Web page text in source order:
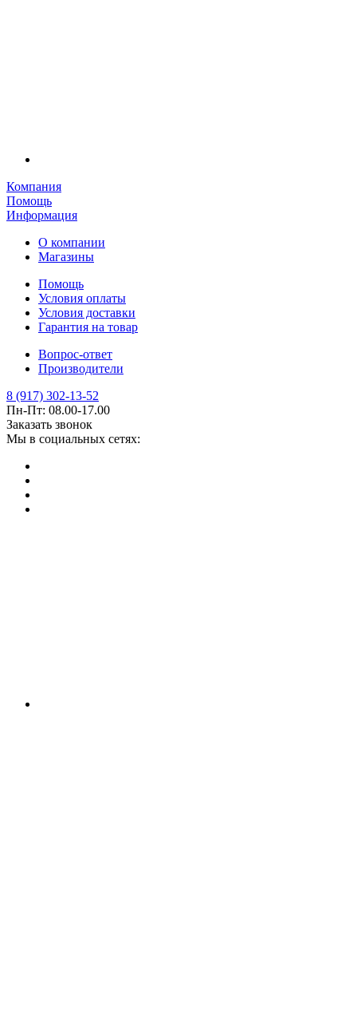
Компания
Помощь
Информация
О компании
Магазины
Помощь
Условия оплаты
Условия доставки
Гарантия на товар
Вопрос-ответ
Производители
8 (917) 302-13-52
Пн-Пт: 08.00-17.00
Заказать звонок
Мы в социальных сетях: